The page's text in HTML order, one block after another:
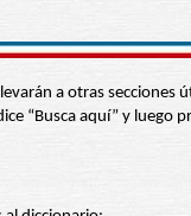
a otras
“Busca aquí” y